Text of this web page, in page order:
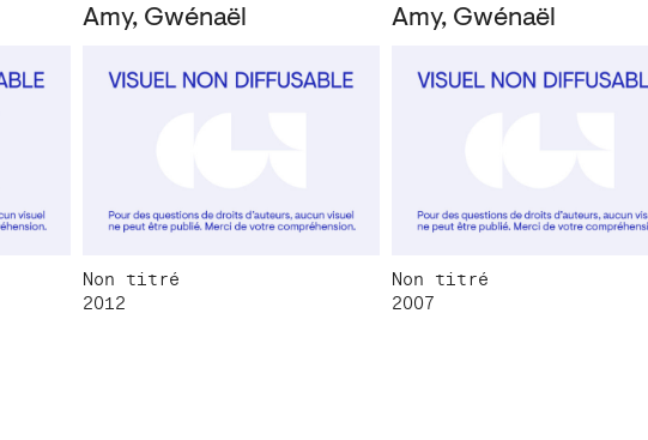
Amy, Gwénaël
Non titré
2012
Amy, Gwénaël
Non titré
2007